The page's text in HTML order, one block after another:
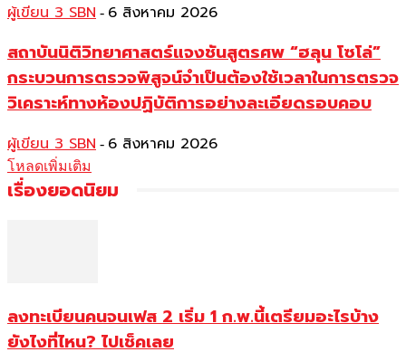
ผู้เขียน 3 SBN - 6 สิงหาคม 2026
สถาบันนิติวิทยาศาสตร์แจงชันสูตรศพ “ฮลุน โซโล่”
กระบวนการตรวจพิสูจน์จำเป็นต้องใช้เวลาในการตรวจ
วิเคราะห์ทางห้องปฏิบัติการอย่างละเอียดรอบคอบ
ผู้เขียน 3 SBN - 6 สิงหาคม 2026
โหลดเพิ่มเติม
เรื่องยอดนิยม
ลงทะเบียนคนจนเฟส 2 เริ่ม 1 ก.พ.นี้เตรียมอะไรบ้าง
ยังไงที่ไหน? ไปเช็คเลย